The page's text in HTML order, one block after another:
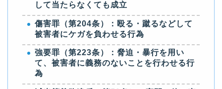
して当たらなくても成立
傷害罪（第204条）：殴る・蹴るなどして
被害者にケガを負わせる行為
強要罪（第223条）：脅迫・暴行を用い
て、被害者に義務のないことを行わせる行
為